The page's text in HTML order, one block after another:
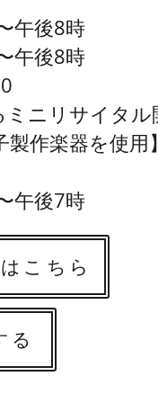
午後8時
午後8時
ニリサイタル
作楽器を使用
午後7時
こちら
る